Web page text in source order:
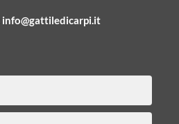
info@gattiledicarpi.it